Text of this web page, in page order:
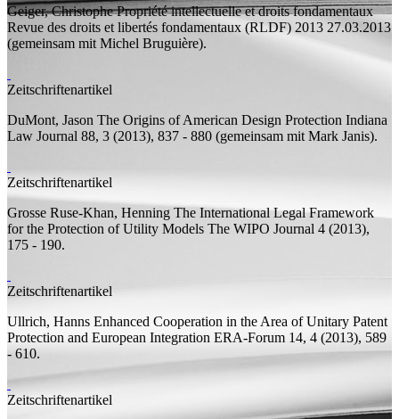
Geiger, Christophe Propriété intellectuelle et droits fondamentaux
Revue des droits et libertés fondamentaux (RLDF) 2013 27.03.2013
(gemeinsam mit Michel Bruguière).
Zeitschriftenartikel
DuMont, Jason The Origins of American Design Protection Indiana
Law Journal 88, 3 (2013), 837 - 880 (gemeinsam mit Mark Janis).
Zeitschriftenartikel
Grosse Ruse-Khan, Henning The International Legal Framework
for the Protection of Utility Models The WIPO Journal 4 (2013),
175 - 190.
Zeitschriftenartikel
Ullrich, Hanns Enhanced Cooperation in the Area of Unitary Patent
Protection and European Integration ERA-Forum 14, 4 (2013), 589
- 610.
Zeitschriftenartikel